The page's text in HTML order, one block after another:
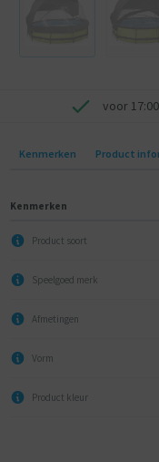
voor
Kenmerken Product
Kenmerken
Product soort
Speelgoed merk
Afmetingen
Vorm
Product kleur